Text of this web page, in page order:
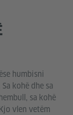
humbisni
kohë dhe sa
sa kohë
vlen vetëm